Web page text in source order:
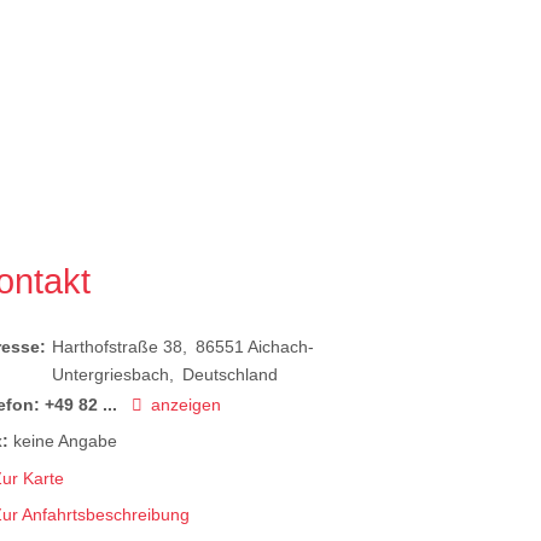
Harthofstraße 38 86551 Aichach-
Untergriesbach
Deutschland
+49 82 ...
anzeigen
keine Angabe
Karte
Anfahrtsbeschreibung